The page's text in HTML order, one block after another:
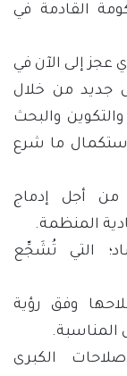
القادمة في
عجز إلى الآن في
جديد من خلال
والبحث
ما شرع
من أجل إدماج
المنظمة.
التي تُشَجِّع
وفق رؤية
المناسبة.
الكبرى